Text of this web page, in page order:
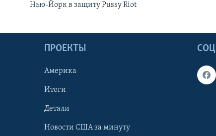
Нью-Йорк в защиту Pussy Riot
ПРОЕКТЫ
Америка
Итоги
Детали
Новости США за минуту